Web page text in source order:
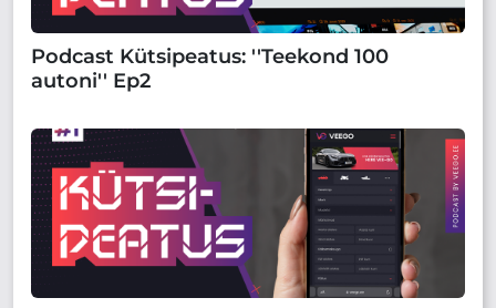
Podcast Kütsipeatus: ''Teekond 100
autoni'' Ep2